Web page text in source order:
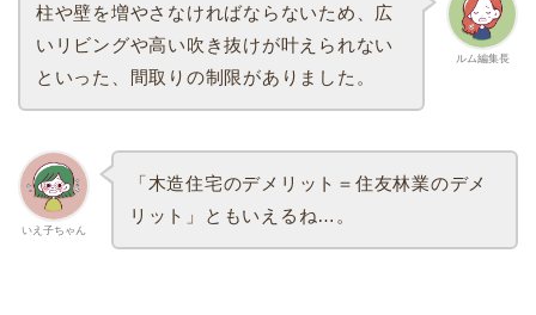
ルム編集長
柱や壁を増やさなければならないため、広
いリビングや高い吹き抜けが叶えられない
といった、間取りの制限がありました。
いえ子ちゃん
「木造住宅のデメリット＝住友林業のデメ
リット」ともいえるね…。